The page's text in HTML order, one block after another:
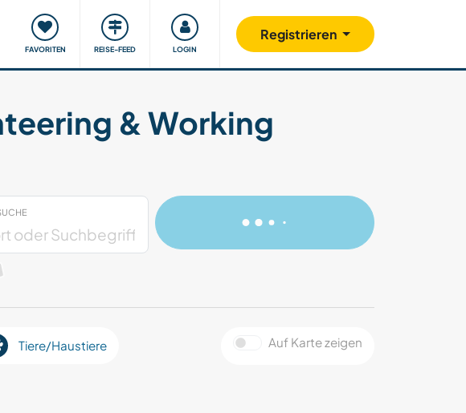
FAVORITEN REISE-FEED LOGIN
Registrieren
Reisen & Lernen Unsere Community Gutes tun
& Working
Tiere/Haustiere Auf Karte zeigen